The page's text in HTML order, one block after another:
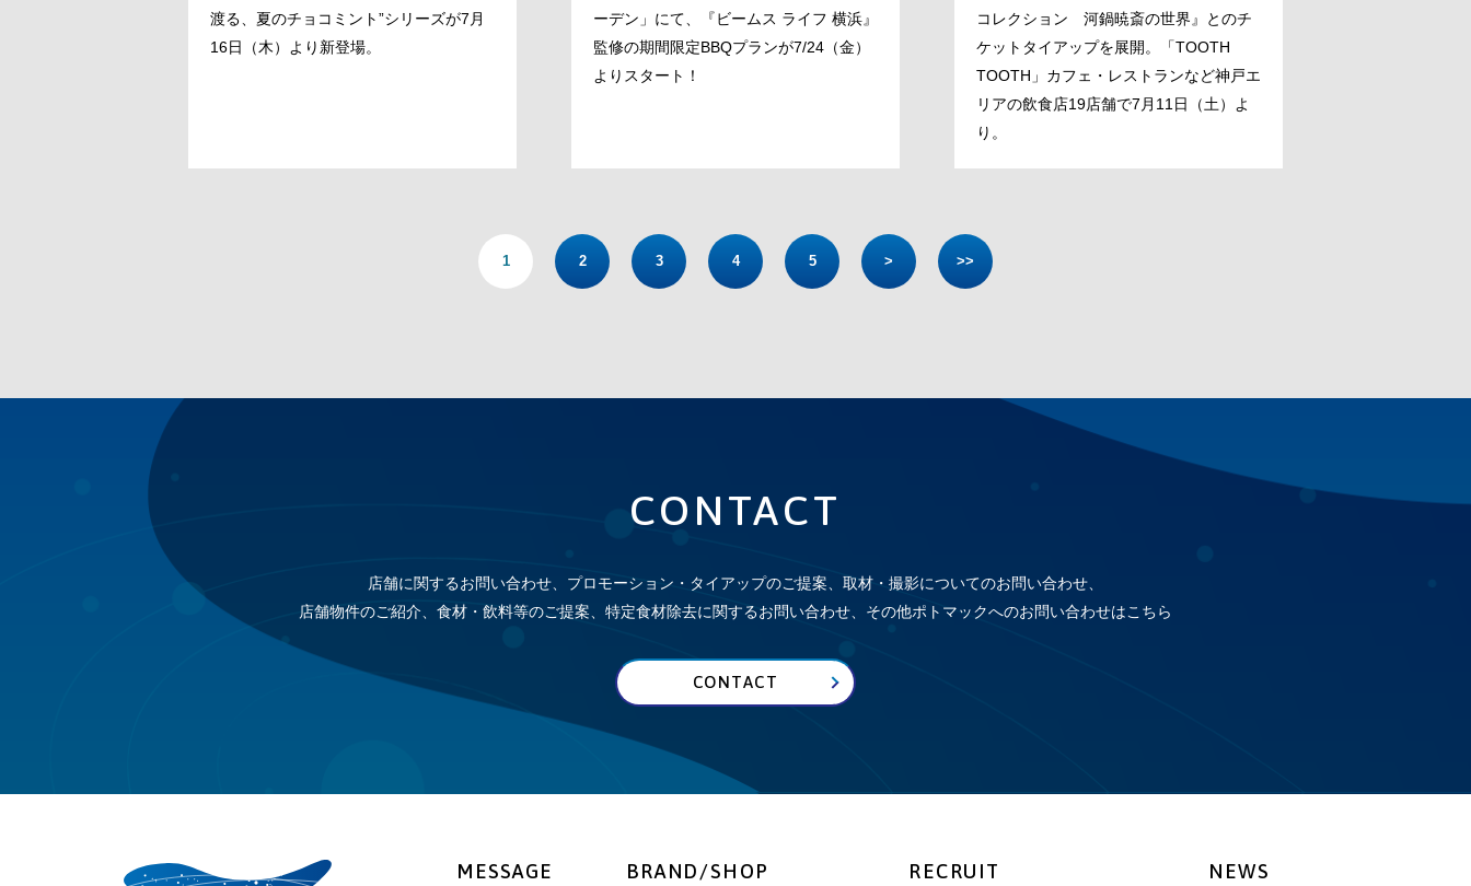
渡る、夏のチョコミント”シリーズが7月
16日（木）より新登場。
ーデン」にて、『ビームス ライフ 横浜』
監修の期間限定BBQプランが7/24（金）
よりスタート！
コレクション 河鍋暁斎の世界』とのチ
ケットタイアップを展開。「TOOTH
TOOTH」カフェ・レストランなど神戸エ
リアの飲食店19店舗で7月11日（土）よ
り。
1 2 3 4 5 > >>
CONTACT
店舗に関するお問い合わせ、プロモーション・タイアップのご提案、取材・撮影についてのお問い合わせ、
店舗物件のご紹介、食材・飲料等のご提案、特定食材除去に関するお問い合わせ、その他ポトマックへのお問い合わせはこちら
CONTACT
MESSAGE BRAND/SHOP RECRUIT NEWS